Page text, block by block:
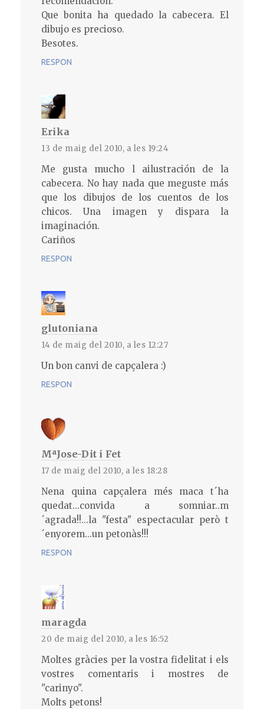
Que bonita ha quedado la cabecera. El
dibujo es precioso.
Besotes.
RESPON
Erika
13 de maig del 2010, a les 19:24
Me gusta mucho l ailustración de la
cabecera. No hay nada que meguste más
que los dibujos de los cuentos de los
chicos. Una imagen y dispara la
imaginación.
Cariños
RESPON
glutoniana
14 de maig del 2010, a les 12:27
Un bon canvi de capçalera :)
RESPON
MªJose-Dit i Fet
17 de maig del 2010, a les 18:28
Nena quina capçalera més maca t´ha
quedat...convida a somniar..m
´agrada!!...la "festa" espectacular però t
´enyorem...un petonàs!!!
RESPON
maragda
20 de maig del 2010, a les 16:52
Moltes gràcies per la vostra fidelitat i els
vostres comentaris i mostres de
"carinyo".
Molts petons!